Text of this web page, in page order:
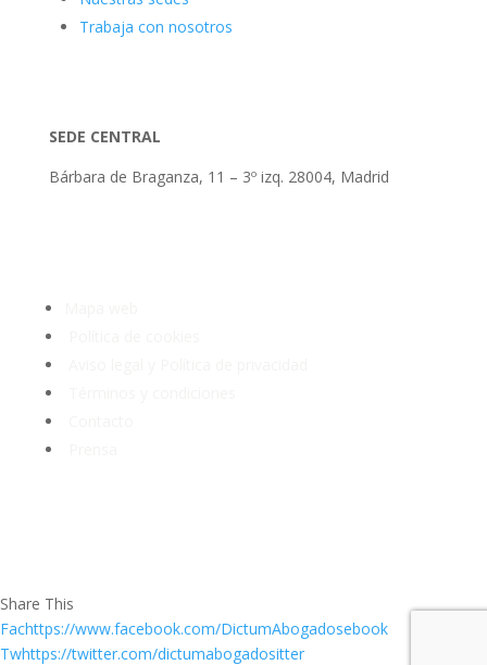
Trabaja con nosotros
SEDE CENTRAL
Bárbara de Braganza, 11 – 3º izq. 28004, Madrid
Share This
Fachttps://www.facebook.com/DictumAbogadosebook
Twhttps://twitter.com/dictumabogadositter